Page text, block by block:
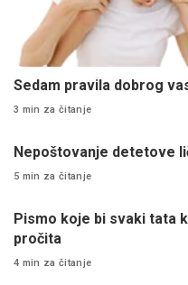
Sedam pravila dobrog
3 min za čitanje
Nepoštovanje detetove
5 min za čitanje
Pismo koje bi svaki tata
pročita
4 min za čitanje